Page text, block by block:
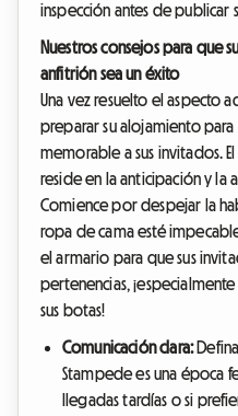
inspección antes de publicar
Nuestros consejos para que
anfitrión sea un éxito
Una vez resuelto el aspecto
preparar su alojamiento
memorable a sus invitados.
reside en la anticipación y la
Comience por despejar la
ropa de cama esté
el armario para que sus
pertenencias,
sus botas!
Comunicación clara:
Stampede es una época
llegadas tardías o si